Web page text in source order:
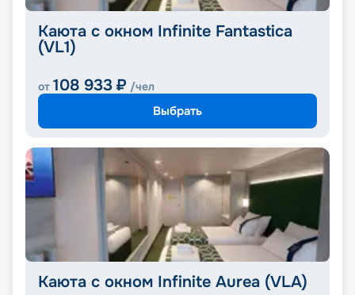
Каюта с окном Infinite Fantastica
(VL1)
от 108 933 ₽ /чел
Выбрать
Каюта с окном Infinite Aurea (VLA)